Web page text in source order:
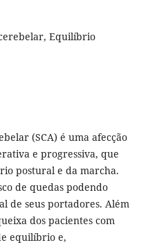
Equilíbrio
(SCA) é uma afecção
e progressiva, que
postural e da marcha.
de quedas podendo
de seus portadores. Além
dos pacientes com
equilíbrio e,